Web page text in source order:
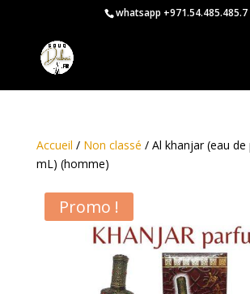
whatsapp +971.54.485.485.7
Accueil / Non classé / Al khanjar (eau
mL) (homme)
Promo !